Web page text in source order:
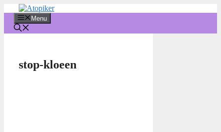
indhold
Menu
stop-kloeen